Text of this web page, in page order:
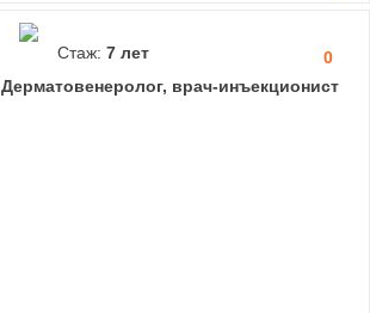
0
Стаж: 7 лет
Дерматовенеролог, врач-инъекционист